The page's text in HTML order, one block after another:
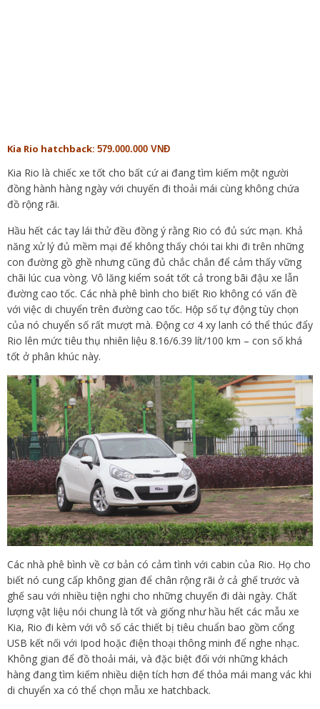
Kia Rio hatchback: 579.000.000 VNĐ
Kia Rio là chiếc xe tốt cho bất cứ ai đang tìm kiếm một người
đồng hành hàng ngày với chuyến đi thoải mái cùng không chứa
đồ rộng rãi.
Hầu hết các tay lái thử đều đồng ý rằng Rio có đủ sức mạn. Khả
năng xử lý đủ mềm mại để không thấy chói tai khi đi trên những
con đường gồ ghề nhưng cũng đủ chắc chắn để cảm thấy vững
chãi lúc cua vòng. Vô lăng kiểm soát tốt cả trong bãi đậu xe lẫn
đường cao tốc. Các nhà phê bình cho biết Rio không có vấn đề
với việc di chuyển trên đường cao tốc. Hộp số tự động tùy chọn
của nó chuyển số rất mượt mà. Động cơ 4 xy lanh có thể thúc đẩy
Rio lên mức tiêu thụ nhiên liệu 8.16/6.39 lít/100 km – con số khá
tốt ở phân khúc này.
Các nhà phê bình về cơ bản có cảm tình với cabin của Rio. Họ cho
biết nó cung cấp không gian để chân rộng rãi ở cả ghế trước và
ghế sau với nhiều tiện nghi cho những chuyến đi dài ngày. Chất
lượng vật liệu nói chung là tốt và giống như hầu hết các mẫu xe
Kia, Rio đi kèm với vô số các thiết bị tiêu chuẩn bao gồm cổng
USB kết nối với Ipod hoặc điện thoại thông minh để nghe nhạc.
Không gian để đồ thoải mái, và đặc biệt đối với những khách
hàng đang tìm kiếm nhiều diện tích hơn để thỏa mái mang vác khi
di chuyển xa có thể chọn mẫu xe hatchback.